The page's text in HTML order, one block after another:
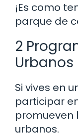
¡Es como
parque de
2
Urbanos
Si vives en
participar
promueven
urbanos.